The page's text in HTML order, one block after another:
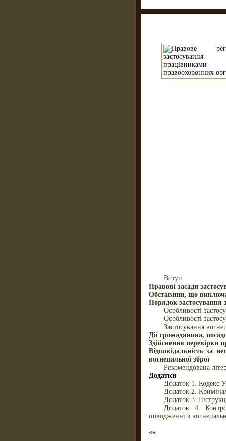
Вступ
Правові засади
Обставини, що
Порядок застосування
Особливості
Особливості
Застосування
Дії громадянина,
Здійснення перевірки
Відповідальність за
вогнепальної зброї
Рекомендована
Додатки
Додаток 1. Кодекс
Додаток 2.
Додаток 3.
Додаток 4.
поводженні з
««